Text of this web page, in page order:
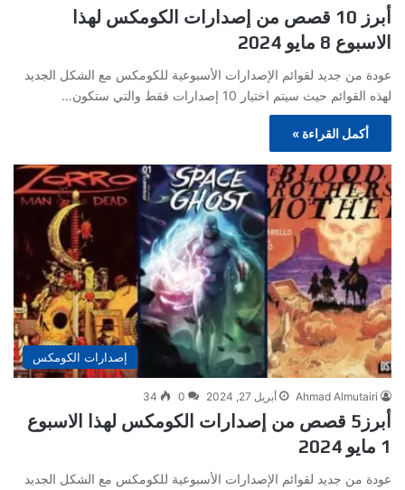
أبرز 10 قصص من إصدارات الكومكس لهذا
الاسبوع 8 مايو 2024
عودة من جديد لقوائم الإصدارات الأسبوعية للكومكس مع الشكل الجديد
لهذه القوائم حيث سيتم اختيار 10 إصدارات فقط والتي ستكون…
أكمل القراءة »
إصدارات الكومكس
Ahmad Almutairi أبريل 27, 2024 0
34
أبرز5 قصص من إصدارات الكومكس لهذا الاسبوع
1 مايو 2024
عودة من جديد لقوائم الإصدارات الأسبوعية للكومكس مع الشكل الجديد